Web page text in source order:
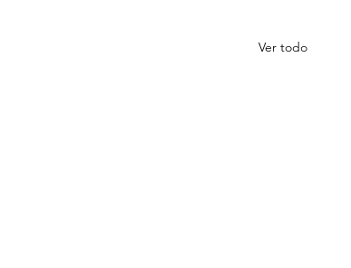
Ver todo